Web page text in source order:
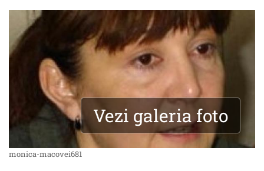
Vezi galeria foto
monica-macovei681